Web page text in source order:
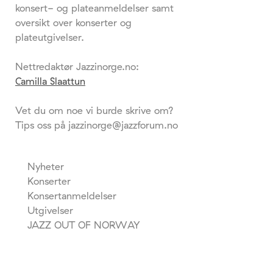
konsert- og plateanmeldelser samt
oversikt over konserter og
plateutgivelser.
Nettredaktør Jazzinorge.no:
Camilla Slaattun
Vet du om noe vi burde skrive om?
Tips oss på jazzinorge@jazzforum.no
Nyheter
Konserter
Konsertanmeldelser
Utgivelser
JAZZ OUT OF NORWAY